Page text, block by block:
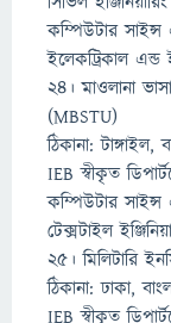
কম্পিউটার সাইন্স
ইলেকট্রিকাল এন্ড
২৪। মাওলানা
(MBSTU)
ঠিকানা: টাঙ্গাইল,
IEB স্বীকৃত
কম্পিউটার সাইন্স
টেক্সটাইল
২৫। মিলিটারি
ঠিকানা: ঢাকা,
IEB স্বীকৃত